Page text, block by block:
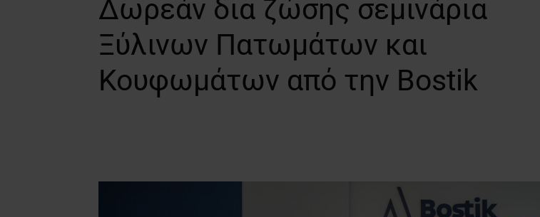
Δωρεάν δια ζώσης σεμινάρια
Ξύλινων Πατωμάτων και
Κουφωμάτων από την Bostik